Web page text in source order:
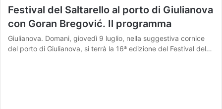
Festival del Saltarello al porto di Giulianova
con Goran Bregović. Il programma
Giulianova. Domani, giovedì 9 luglio, nella suggestiva cornice
del porto di Giulianova, si terrà la 16ª edizione del Festival del…